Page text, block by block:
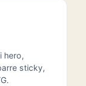
hero,
sticky,